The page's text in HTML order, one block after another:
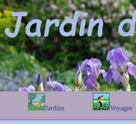
E
Jardins
alphabétique
Voyages
En Belgique